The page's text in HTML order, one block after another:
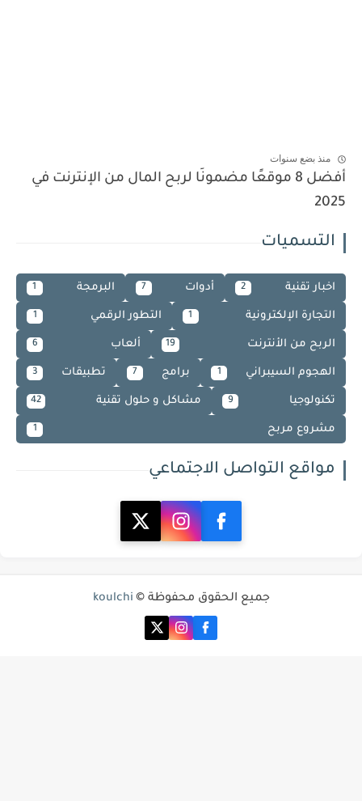
منذ بضع سنوات
أفضل 8 موقعًا مضمونًا لربح المال من الإنترنت في
2025
التسميات
اخبار تقنية أدوات البرمجة
التجارة الإلكترونية التطور الرقمي
الربح من الأنترنت ألعاب
الهجوم السيبراني برامج تطبيقات
تكنولوجيا مشاكل و حلول تقنية
مشروع مربح
مواقع التواصل الاجتماعي
جميع الحقوق محفوظة © koulchi